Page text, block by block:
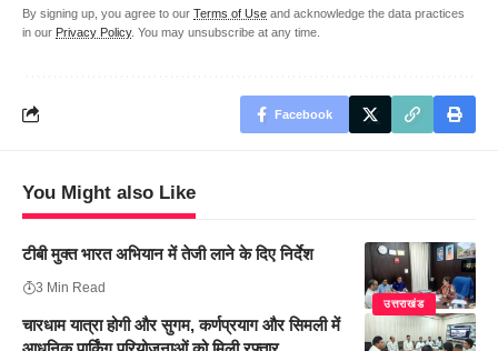
By signing up, you agree to our Terms of Use and acknowledge the data practices
in our Privacy Policy. You may unsubscribe at any time.
Facebook
You Might also Like
उत्तराखंड
टीबी मुक्त भारत अभियान में तेजी लाने के दिए निर्देश
3 Min Read
चारधाम यात्रा होगी और सुगम, कर्णप्रयाग और सिमली में